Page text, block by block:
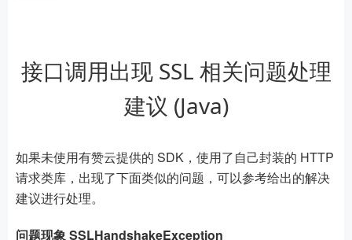
接口调用出现 SSL 相关问题处理
建议 (Java)
如果未使用有赞云提供的 SDK，使用了自己封装的 HTTP
请求类库，出现了下面类似的问题，可以参考给出的解决
建议进行处理。
问题现象 SSLHandshakeException